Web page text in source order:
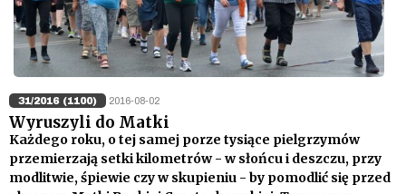
31/2016 (1100) 2016-08-02
Wyruszyli do Matki
Każdego roku, o tej samej porze tysiące pielgrzymów
przemierzają setki kilometrów - w słońcu i deszczu, przy
modlitwie, śpiewie czy w skupieniu - by pomodlić się przed